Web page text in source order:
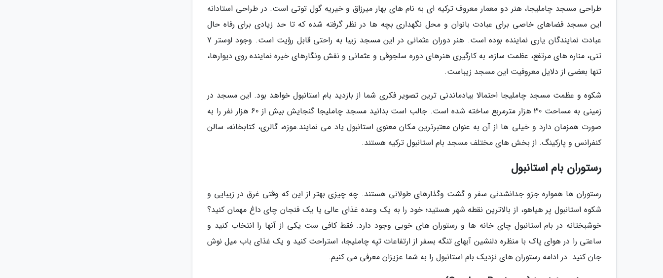
طراحی مسجد چاملیجا، هنر دو معمار معروف ترکیه ای به نام های بهار میرزاق و خیریه گول توتی است. در طراحی استادانه
این مسجد فضاهای خاصی برای عبادت بانوان و محل نگهداری بچه ها در نظر گرفته شده که تا حد زیادی برای رفاه حال
عبادت نمایندگان یاری نماینده بوده است. هنر دوران عثمانی در این مسجد زیبا به راحتی قابل رؤیت است. وجود لوستر 7
تنی، مناره های مرتفع، عظمت سازه، به کارگیری هنرهای دوره سلجوقی و عثمانی و نقش ونگارهای خیره نماینده روی دیوارها،
تنها بعضی از دلایل معروفیت این مسجد زیباست.
شکوه و عظمت مسجد چاملیجا احتمالا بیادماندنی ترین تصویر فکری شما از بازدید بام استانبول خواهد بود. این مسجد در
زمینی به مساحت 30 هزار مترمربع ساخته شده است. جالب است بدانید مسجد چاملیجا گنجایش بیش از 60 هزار نفر را به
صورت همزمان دارد و خیلی ها از آن به عنوان معتبرترین مکان معنوی استانبول یاد می نمایند.موزه، گالری، کتابخانه، سالن
کنفرانس و پارکینگ. از بخش های مختلف مسجد بام استانبول ترکیه هستند.
رستوران بام استانبول
رستوران ها همواره جزو جدانشدنی سفر و گشت وگذارهای طولانی هستند. چه چیزی بهتر از این که وقتی غرق در زیبایی و
شکوه استانبول پر هیاهو، از بالاترین نقطه شهر هستید؛ خود را به یک وعده غذای عالی یا یک فنجان چای داغ مهمان کنید؟
خوشبختانه در بام استانبول چای خانه ها و رستوران های خوبی وجود دارد. فقط کافی ست یکی از آنها را انتخاب کنید و
ساعتی را در هوای پاک با منظره دلنشین آبهای تنگه بسفر از ارتفاعات تپه چاملیجا، استراحت کنید و یک غذای باب میل نوش
جان کنید. در ادامه رستوران های نزدیک بام استانبول را به شما عزیزان معرفی می کنیم.